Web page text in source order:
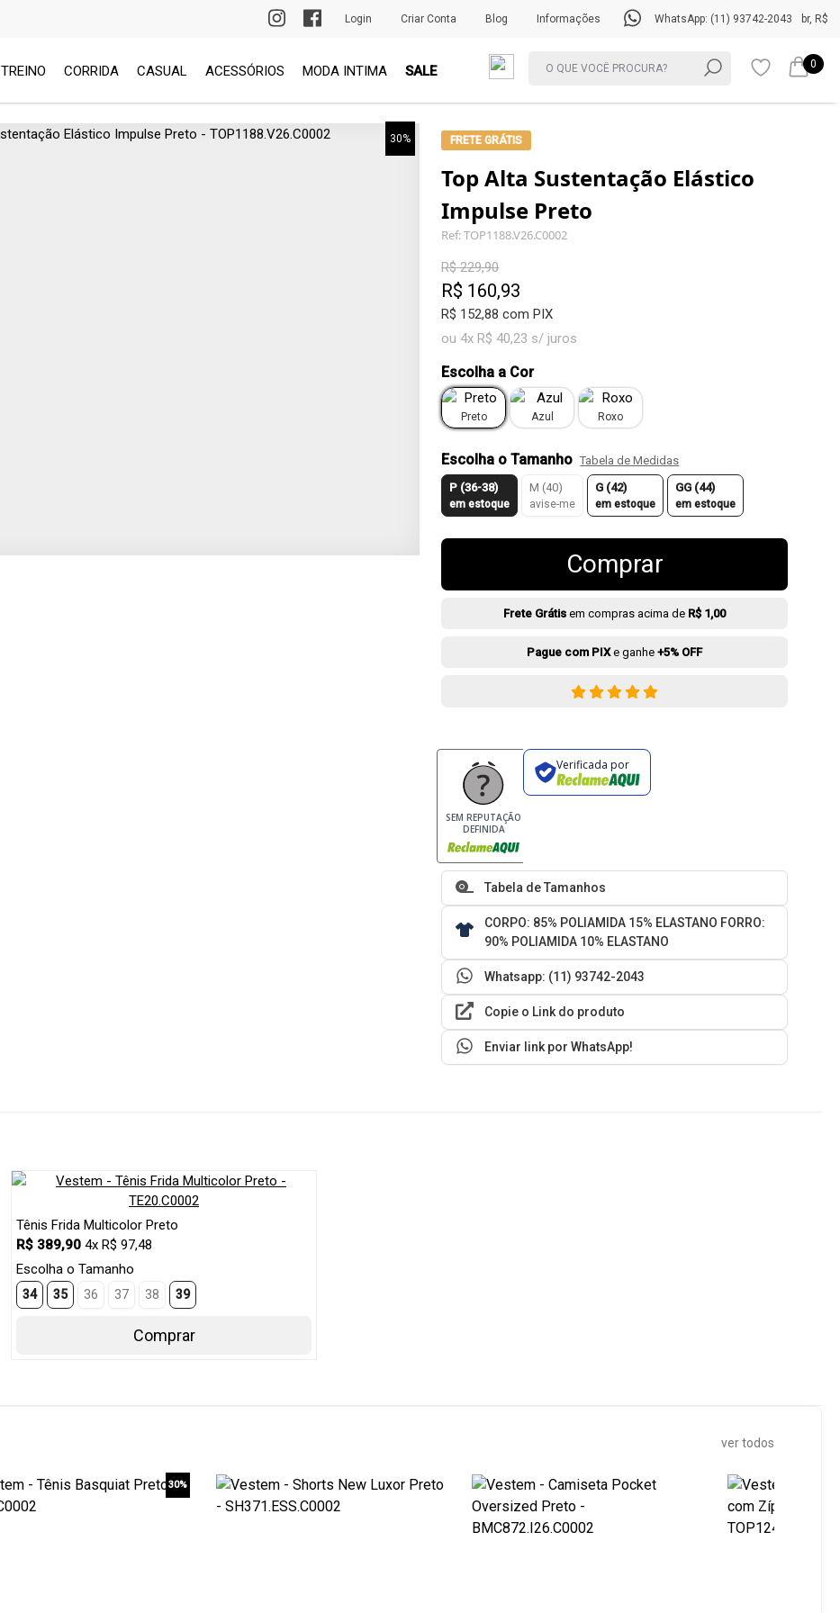
PRIMEIRA TROCA GRÁTIS br, R$
WhatsApp: (11) 93742-2043
Informações
Blog
Criar Conta
Login
TREINO CORRIDA CASUAL ACESSÓRIOS MODA INTIMA SALE 0
30% FRETE GRÁTIS
Top Alta Sustentação Elástico
Impulse Preto
Ref: TOP1188.V26.C0002
R$ 229,90
R$ 160,93
R$ 152,88 com PIX
ou 4x R$ 40,23 s/ juros
Escolha a Cor
Preto Azul Roxo
Escolha o Tamanho Tabela de Medidas
P (36-38)
em estoque
M (40)
avise-me
G (42)
em estoque
GG (44)
em estoque
Comprar
Frete Grátis em compras acima de R$ 1,00
Pague com PIXe ganhe+5% OFF
SEM REPUTAÇÃO
DEFINIDA
Verificada por
Tabela de Tamanhos
CORPO: 85% POLIAMIDA 15% ELASTANO FORRO:
90% POLIAMIDA 10% ELASTANO
Whatsapp: (11) 93742-2043
Copie o Link do produto
Enviar link por WhatsApp!
Tênis Frida Multicolor Preto
R$ 389,90 4x R$ 97,48
Escolha o Tamanho
34 35 36 37 38 39
Comprar
ver todos
30%